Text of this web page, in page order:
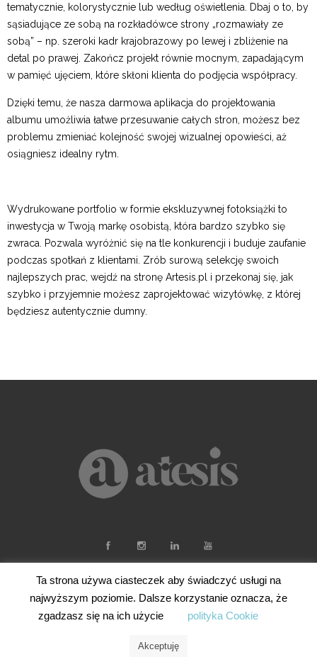
tematycznie, kolorystycznie lub według oświetlenia. Dbaj o to, by
sąsiadujące ze sobą na rozkładówce strony „rozmawiały ze
sobą” – np. szeroki kadr krajobrazowy po lewej i zbliżenie na
detal po prawej. Zakończ projekt równie mocnym, zapadającym
w pamięć ujęciem, które skłoni klienta do podjęcia współpracy.
Dzięki temu, że nasza darmowa aplikacja do projektowania
albumu umożliwia łatwe przesuwanie całych stron, możesz bez
problemu zmieniać kolejność swojej wizualnej opowieści, aż
osiągniesz idealny rytm.
Wydrukowane portfolio w formie ekskluzywnej fotoksiążki to
inwestycja w Twoją markę osobistą, która bardzo szybko się
zwraca. Pozwala wyróżnić się na tle konkurencji i buduje zaufanie
podczas spotkań z klientami. Zrób surową selekcję swoich
najlepszych prac, wejdź na stronę Artesis.pl
i przekonaj się, jak
szybko i przyjemnie możesz zaprojektować wizytówkę, z której
będziesz autentycznie dumny.
© Artesis Studio - Cyfrowe Projekty, kreator online.
Ta strona używa ciasteczek aby świadczyć usługi na
najwyższym poziomie. Dalsze korzystanie oznacza, że
zgadzasz się na ich użycie
polityka Cookie
Akceptuję